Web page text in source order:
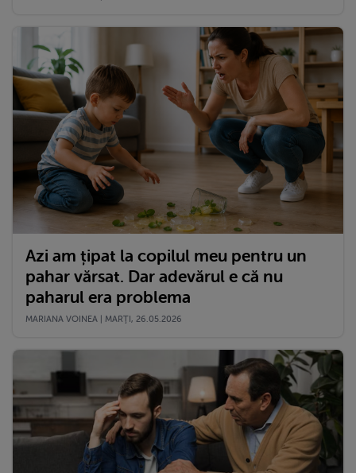
Azi am țipat la copilul meu pentru un
pahar vărsat. Dar adevărul e că nu
paharul era problema
MARIANA VOINEA | MARŢI, 26.05.2026